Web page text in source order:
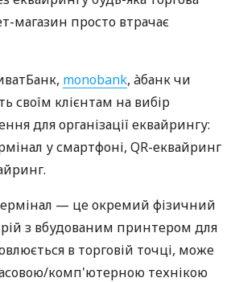
магазин просто втрачає
monobank, àбанк чи
своїм клієнтам на вибір
для організації еквайрингу:
у смартфоні, QR-еквайринг
— це окремий фізичний
з вбудованим принтером для
в торговій точці, може
комп'ютерною технікою